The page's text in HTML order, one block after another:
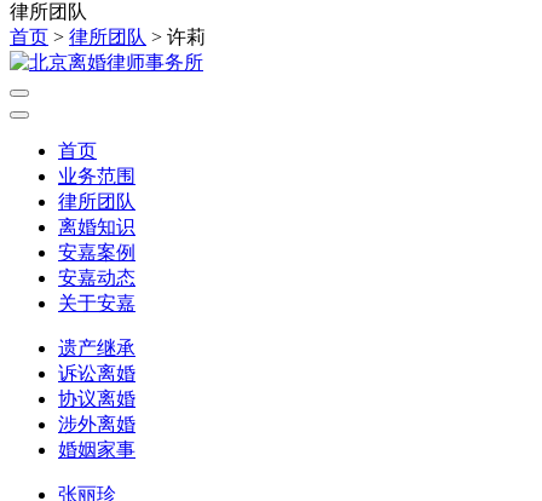
律所团队
首页 > 律所团队 > 许莉
首页
业务范围
律所团队
离婚知识
安嘉案例
安嘉动态
关于安嘉
遗产继承
诉讼离婚
协议离婚
涉外离婚
婚姻家事
张丽珍